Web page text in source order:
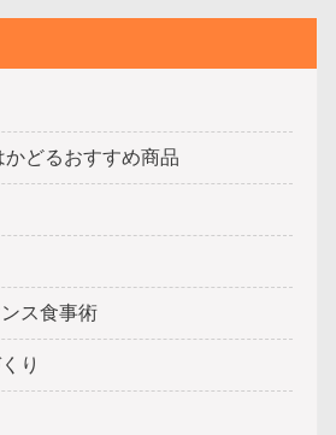
どるおすすめ商品
ス食事術
り